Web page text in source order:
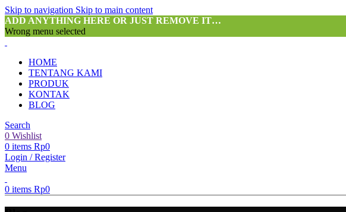
Skip to navigation Skip to main content
ADD ANYTHING HERE OR JUST REMOVE IT…
Wrong menu selected
HOME
TENTANG KAMI
PRODUK
KONTAK
BLOG
Search
0 Wishlist
0 items Rp0
Login / Register
Menu
0 items Rp0